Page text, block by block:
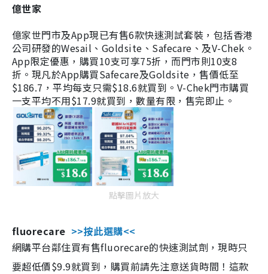
億世家
億家世門市及App現已有售6款快速測試套裝，包括香港
公司研發的Wesail、Goldsite、Safecare、及V-Chek。
App限定優惠，購買10支可享75折，而門市則10支8
折。現凡於App購買Safecare及Goldsite，售價低至
$186.7，平均每支只需$18.6就買到。V-Chek門市購買
一支平均不用$17.9就買到，數量有限，售完即止。
點擊圖片放大
fluorecare >>按此選購<<
網購平台鄰住買有售fluorecare的快速測試劑，現時只
要超低價$9.9就買到，購買前請先注意送貨時間！這款